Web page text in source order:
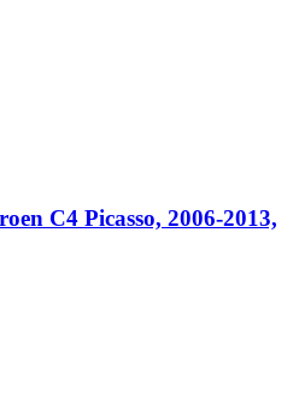
C4 Picasso, 2006-2013,